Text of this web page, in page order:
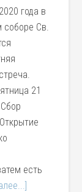
года в
соборе Св.
21
есть